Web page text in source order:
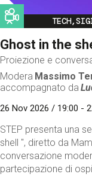
Image
Ghost in the
Proiezione e
Modera Massimo
accompagnato da
26 Nov 2026 / 19:00 -
STEP presenta una
shell ", diretto da
conversazione
partecipazione di